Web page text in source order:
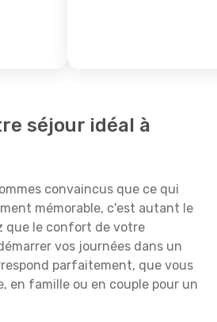
séjour idéal à
convaincus que ce qui
mémorable, c'est autant le
que le confort de votre
vos journées dans un
parfaitement, que vous
en famille ou en couple pour un